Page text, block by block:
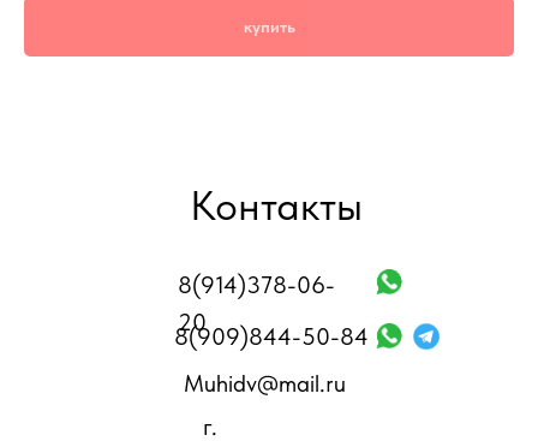
купить
Контакты
8(914)378-06-
20
Muhidv@mail.ru
г.
8(909)844-50-84